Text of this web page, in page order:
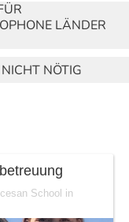
LÄNDER
NÖTIG
School in